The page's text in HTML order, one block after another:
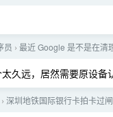
员 › 最近 Google 是不是在清
久远，居然需要原设备
› 深圳地铁国际银行卡拍卡过